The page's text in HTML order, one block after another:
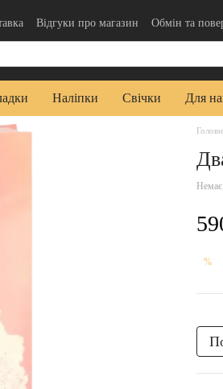
Відгуки про магазин
Обмін та
користувача
Публічна оферта
Наліпки Свічки Для
Немає
%